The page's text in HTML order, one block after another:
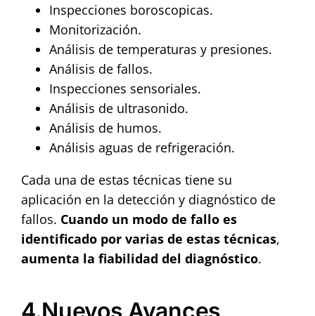
Inspecciones boroscopicas.
Monitorización.
Análisis de temperaturas y presiones.
Análisis de fallos.
Inspecciones sensoriales.
Análisis de ultrasonido.
Análisis de humos.
Análisis aguas de refrigeración.
Cada una de estas técnicas tiene su
aplicación en la detección y diagnóstico de
fallos. Cuando un modo de fallo es
identificado por varias de estas técnicas,
aumenta la fiabilidad del diagnóstico.